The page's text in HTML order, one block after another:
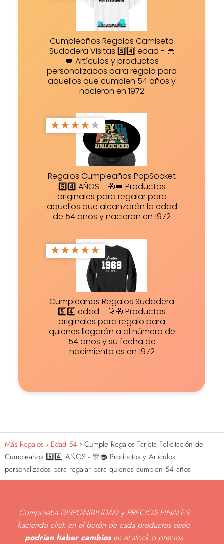
Cumpleaños Regalos Camiseta
Sudadera Visitas 5️⃣4️⃣ edad - 🧁
👑 Artículos y productos
personalizados para regalo para
aquellos que cumplen 54 años y
nacieron en 1972
★★★★★
Regalos Cumpleaños PopSocket
5️⃣4️⃣ AÑOS - 🎁👑 Productos
originales para regalar para
aquellos que alcanzarán la edad
de 54 años y nacieron en 1972
★★★★★
Cumpleaños Regalos Sudadera
5️⃣4️⃣ edad - 🎊🎁 Productos
originales para regalo para
quienes llegarán a al número de
54 años y su fecha de
nacimiento es en 1972
Más Regalos Edad 54
Cumple Regalos Tarjeta Felicitación de
Cumpleaños 5️⃣4️⃣ AÑOS - 🎊🧁 Productos y Artículos
personalizados para regalar para quienes cumplen 54 años
Comprueba DISPONIBILIDAD y PRECIOS FINALES
haciendo click en el botón de cada productos dado
podrían haber cambiosen el stock o precios